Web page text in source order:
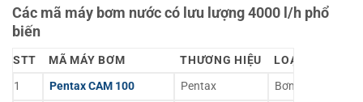
Các mã máy bơm nước có lưu lượng 4000 l/h phổ
biến
STT MÃ MÁY BƠM THƯƠNG HIỆU
LOẠI BƠM
1
Pentax CAM 100 Pentax
Bơm ly tâm trục